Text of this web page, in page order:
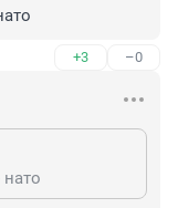
+3 –0